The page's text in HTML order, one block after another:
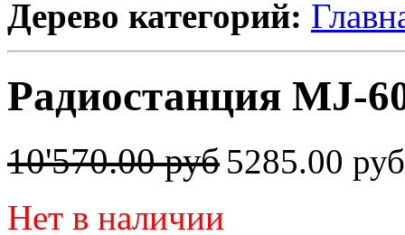
Дерево категорий:
Радиостанция MJ-
10'570.00 руб 5285.00
Нет в наличии